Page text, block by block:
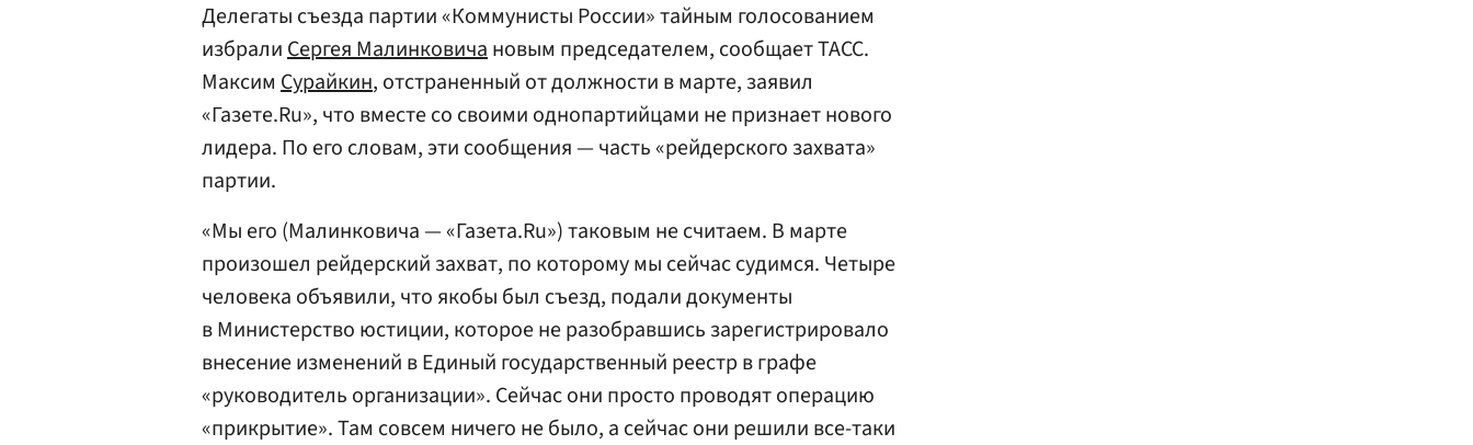
Делегаты съезда партии «Коммунисты России» тайным голосованием
избралиСергея Малинковичановым председателем, сообщает ТАСС.
Максим Сурайкин, отстраненный от должности в марте, заявил
«Газете.Ru», что вместе со своими однопартийцами не признает нового
лидера. По его словам, эти сообщения — часть «рейдерского захвата»
партии.
«Мы его (Малинковича — «Газета.Ru») таковым не считаем. В марте
произошел рейдерский захват, по которому мы сейчас судимся. Четыре
человека объявили, что якобы был съезд, подали документы
в Министерство юстиции, которое не разобравшись зарегистрировало
внесение изменений в Единый государственный реестр в графе
«руководитель организации». Сейчас они просто проводят операцию
«прикрытие». Там совсем ничего не было, а сейчас они решили все-таки